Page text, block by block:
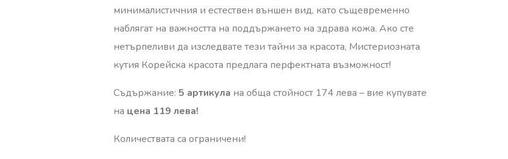
минималистичния и естествен външен вид, като същевременно
наблягат на важността на поддържането на здрава кожа. Ако сте
нетърпеливи да изследвате тези тайни за красота, Мистериозната
кутия Корейска красота предлага перфектната възможност!
Съдържание: 5 артикула на обща стойност 174 лева – вие купувате
на цена 119 лева!
Количествата са ограничени!